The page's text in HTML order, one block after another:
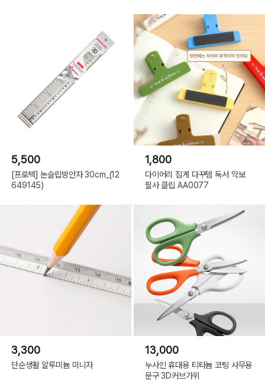
5,500
[프로텍] 논슬립방안자 30cm_(12
649145)
1,800
다이어리 집게 다꾸템 독서 악보
필사 클립 AA0077
3,300
단순생활 알루미늄 미니자
13,000
누사인 휴대용 티타늄 코팅 사무용
문구 3D커브가위